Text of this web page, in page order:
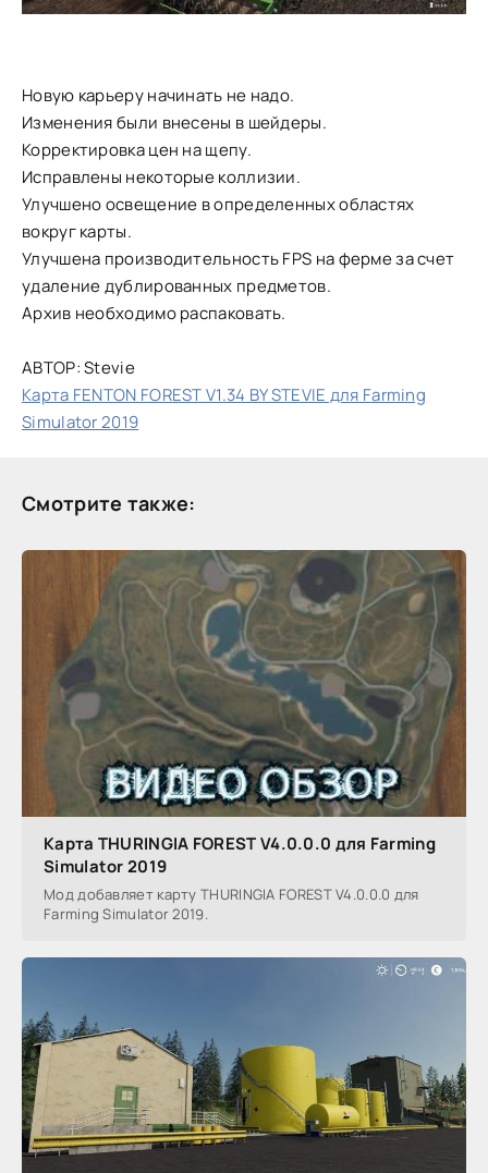
Новую карьеру начинать не надо.
Изменения были внесены в шейдеры.
Корректировка цен на щепу.
Исправлены некоторые коллизии.
Улучшено освещение в определенных областях
вокруг карты.
Улучшена производительность FPS на ферме за счет
удаление дублированных предметов.
Архив необходимо распаковать.
АВТОР: Stevie
Карта FENTON FOREST V1.34 BY STEVIE для Farming
Simulator 2019
Смотрите также:
Карта THURINGIA FOREST V4.0.0.0 для Farming
Simulator 2019
Мод добавляет карту THURINGIA FOREST V4.0.0.0 для
Farming Simulator 2019.